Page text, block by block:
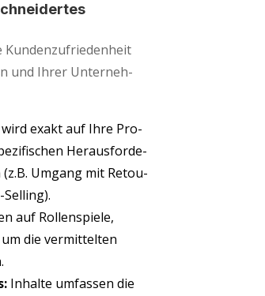
Kun­den­zu­frie­den­heit
und Ihrer Unter­neh­
exakt auf Ihre Pro­
Her­aus­for­de­
Umgang mit Retou­
auf Rol­len­spie­le,
die ver­mit­tel­ten
Inhal­te umfas­sen die